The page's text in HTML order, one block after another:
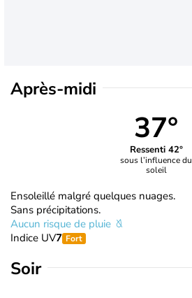
Après-midi
37°
Ressenti 42°
sous l’influence du
soleil
Ensoleillé malgré quelques nuages.
Sans précipitations.
Aucun risque de pluie
Indice UV7 Fort
Soir